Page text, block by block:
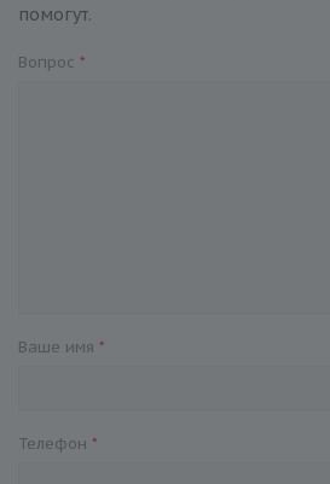
помогут.
Вопрос *
Ваше имя *
Телефон *